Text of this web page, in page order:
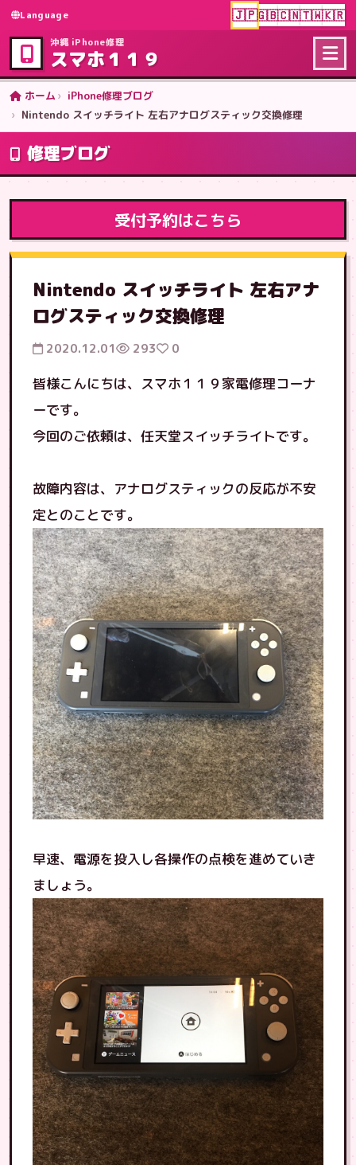
Language 🇯🇵🇬🇧🇨🇳🇹🇼🇰🇷
沖縄 iPhone修理
スマホ１１９
ホーム
iPhone修理ブログ
Nintendo スイッチライト 左右アナログスティック交換修理
修理ブログ
受付予約はこちら
Nintendo スイッチライト 左右アナ
ログスティック交換修理
2020.12.01 293 0
皆様こんにちは、スマホ１１９家電修理コーナ
ーです。
今回のご依頼は、任天堂スイッチライトです。
故障内容は、アナログスティックの反応が不安
定とのことです。
早速、電源を投入し各操作の点検を進めていき
ましょう。